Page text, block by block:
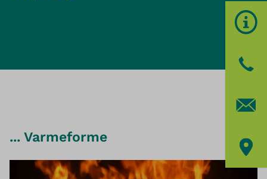
... Varmeforme